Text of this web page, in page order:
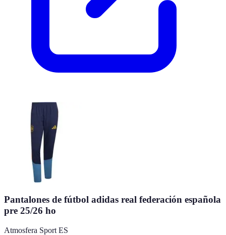
Pantalones de fútbol adidas real federación española
pre 25/26 ho
Atmosfera Sport ES